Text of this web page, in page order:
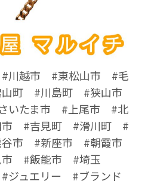
川越市 #東松山市 #毛
町 #川島町 #狭山市
いたま市 #上尾市 #北
#吉見町 #滑川町 #
市 #新座市 #朝霞市
市 #飯能市 #埼玉
ュエリー #ブランド